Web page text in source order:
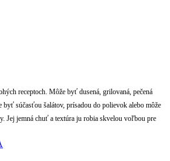
receptoch. Môže byť dusená, grilovaná, pečená
byť súčasťou šalátov, prísadou do polievok alebo môže
Jej jemná chuť a textúra ju robia skvelou voľbou pre